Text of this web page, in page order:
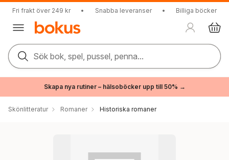
Fri frakt över 249 kr • Snabba leveranser • Billiga böcker
Sök bok, spel, pussel, penna...
Skapa nya rutiner – hälsoböcker upp till 50% →
Skönlitteratur Romaner Historiska romaner